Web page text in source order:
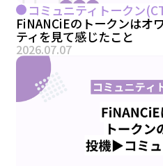
コミュニティトークン
FiNANCiEのトークンはオ
ティを見て感じたこと
2026.07.07